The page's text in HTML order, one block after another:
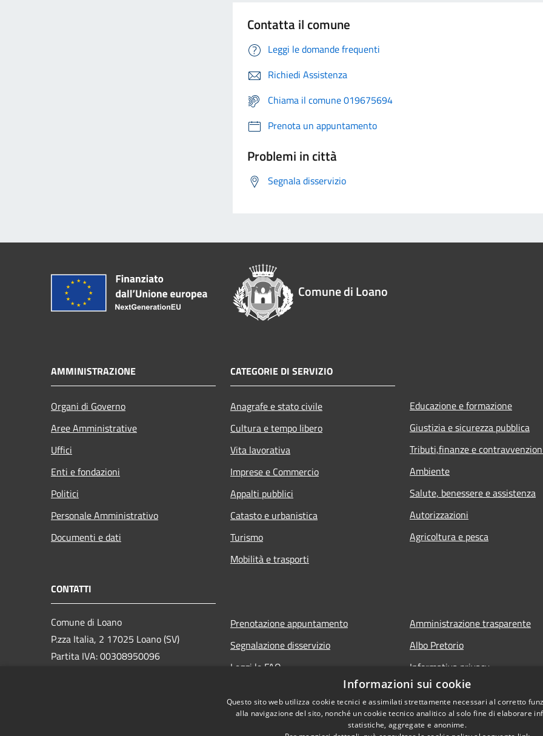
Contatta il comune
Leggi le domande frequenti
Richiedi Assistenza
Chiama il comune 019675694
Prenota un appuntamento
Problemi in città
Segnala disservizio
Comune di Loano
AMMINISTRAZIONE
Organi di Governo
Aree Amministrative
Uffici
Enti e fondazioni
Politici
Personale Amministrativo
Documenti e dati
CATEGORIE DI SERVIZIO
Anagrafe e stato civile
Cultura e tempo libero
Vita lavorativa
Imprese e Commercio
Appalti pubblici
Catasto e urbanistica
Turismo
Mobilità e trasporti
Educazione e formazione
Giustizia e sicurezza pubblica
Tributi,finanze e
Ambiente
Salute, benessere e assistenza
Autorizzazioni
Agricoltura e pesca
CONTATTI
Comune di Loano
P.zza Italia, 2 17025 Loano (SV)
Partita IVA: 00308950096
Prenotazione appuntamento
Segnalazione disservizio
Leggi le FAQ
Amministrazione trasparente
Albo Pretorio
Informativa privacy
Note legali
Dichiarazione di accessibilità
Informazioni sui cookie
Questo sito web utilizza cookie tecnici e assimilati strettamente necessari al corretto
alla navigazione del sito, nonché un cookie tecnico analitico al solo fine di elaborare
statistiche, aggregate e anonime.